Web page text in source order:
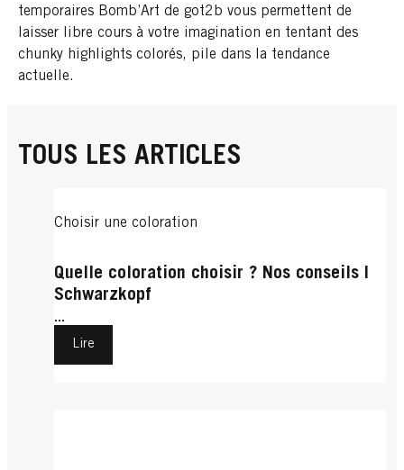
temporaires Bomb’Art de got2b vous permettent de
laisser libre cours à votre imagination en tentant des
chunky highlights colorés, pile dans la tendance
actuelle.
TOUS LES ARTICLES
Choisir une coloration
Quelle coloration choisir ? Nos conseils |
Schwarzkopf
...
Lire